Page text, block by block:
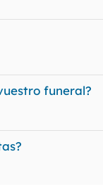
funeral?